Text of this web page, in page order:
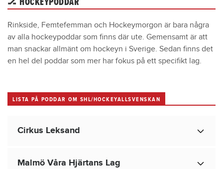
Rinkside, Femtefemman och Hockeymorgon är bara några
av alla hockeypoddar som finns där ute. Gemensamt är att
man snackar allmänt om hockeyn i Sverige. Sedan finns det
en hel del poddar som mer har fokus på ett specifikt lag.
LISTA PÅ PODDAR OM SHL/HOCKEYALLSVENSKAN
Cirkus Leksand
Malmö Våra Hjärtans Lag